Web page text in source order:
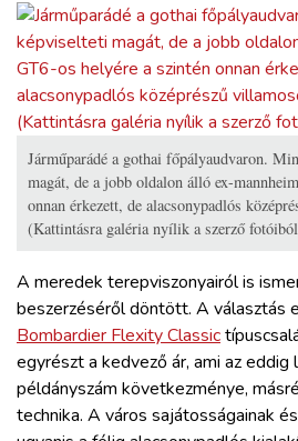
Járműparádé a gothai főpályaudvaron.
magát, de a jobb oldalon álló ex-
onnan érkezett, de alacsonypadlós
(Kattintásra galéria nyílik a szerző
A meredek terepviszonyairól is
beszerzéséről döntött. A választás
Bombardier Flexity Classic
egyrészt a kedvező ár, ami az
példányszám következménye,
technika. A város sajátosságainak